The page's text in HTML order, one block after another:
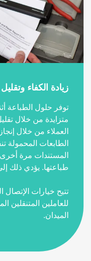
زيادة الكفاء
متزايدة من خلال تقليل
العملاء من خلال
الطابعات المحمولة
المستندات مرة أخرى
طباعتها. يؤدي ذلك إلى
للعاملين المتنقلين
الميدان.